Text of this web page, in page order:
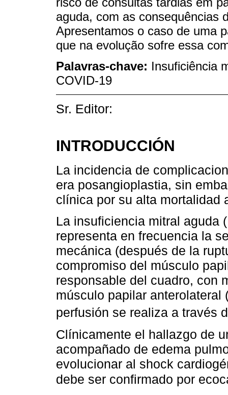
aguda, com as consequências
Apresentamos o caso de uma
que na evolução sofre essa
Palavras-chave: Insuficiência
COVID-19
Sr. Editor:
INTRODUCCIÓN
La incidencia de
era posangioplastia, sin
clínica por su alta mortalidad
La insuficiencia mitral aguda
representa en frecuencia la
mecánica (después de la
compromiso del músculo
responsable del cuadro, con
músculo papilar anterolateral
perfusión se realiza a través
Clínicamente el hallazgo de
acompañado de edema
evolucionar al shock
debe ser confirmado por